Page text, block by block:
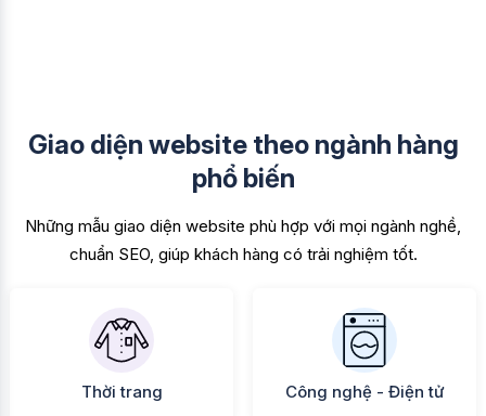
Giao diện website theo ngành hàng
phổ biến
Những mẫu giao diện website phù hợp với mọi ngành nghề,
chuẩn SEO, giúp khách hàng có trải nghiệm tốt.
Thời trang Công nghệ - Điện tử